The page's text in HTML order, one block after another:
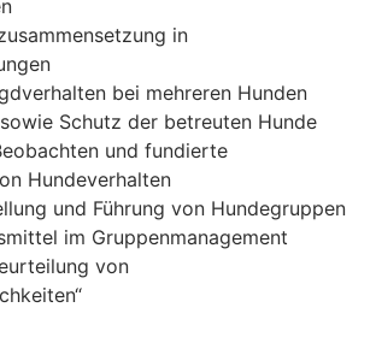
in
bei mehreren Hunden
Schutz der betreuten Hunde
und fundierte
Hundeverhalten
und Führung von Hundegruppen
im Gruppenmanagement
von